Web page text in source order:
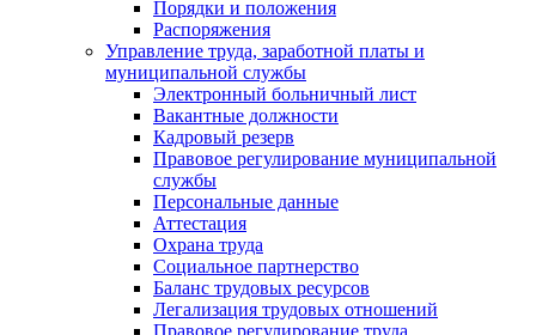
Порядки и положения
Распоряжения
Управление труда, заработной платы и
муниципальной службы
Электронный больничный лист
Вакантные должности
Кадровый резерв
Правовое регулирование муниципальной
службы
Персональные данные
Аттестация
Охрана труда
Социальное партнерство
Баланс трудовых ресурсов
Легализация трудовых отношений
Правовое регулирование труда